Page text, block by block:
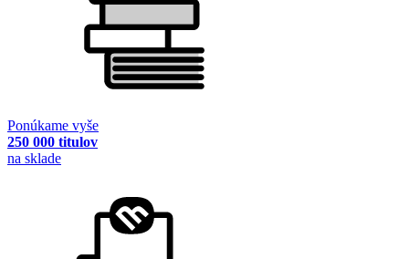
Ponúkame vyše
250 000 titulov
na sklade